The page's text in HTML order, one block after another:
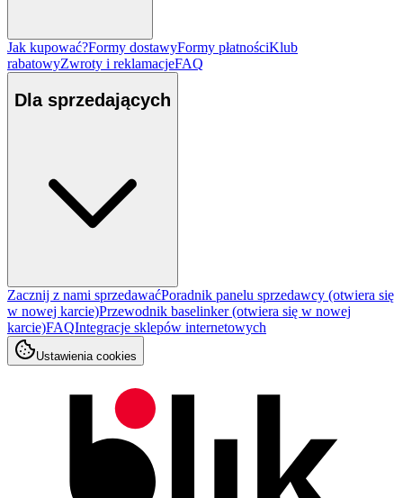
Jak kupować?Formy dostawyFormy płatnościKlub
rabatowyZwroty i reklamacjeFAQ
Dla sprzedających
Zacznij z nami sprzedawaćPoradnik panelu sprzedawcy (otwiera się
w nowej karcie)Przewodnik baselinker(otwiera się w nowej
karcie)FAQIntegracje sklepów internetowych
Ustawienia cookies